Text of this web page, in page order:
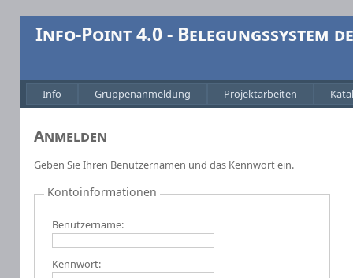
Info-Point 4.0 - Belegungssystem
Info Gruppenanmeldung Projektarbeiten
Anmelden
Geben Sie Ihren Benutzernamen und das Kennwort ein.
Kontoinformationen
Benutzername:
Kennwort: